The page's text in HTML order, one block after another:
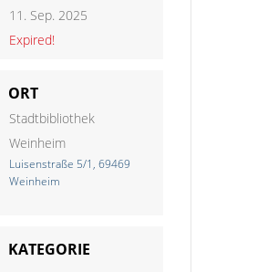
11. Sep. 2025
Expired!
ORT
Stadtbibliothek
Weinheim
Luisenstraße 5/1, 69469
Weinheim
KATEGORIE